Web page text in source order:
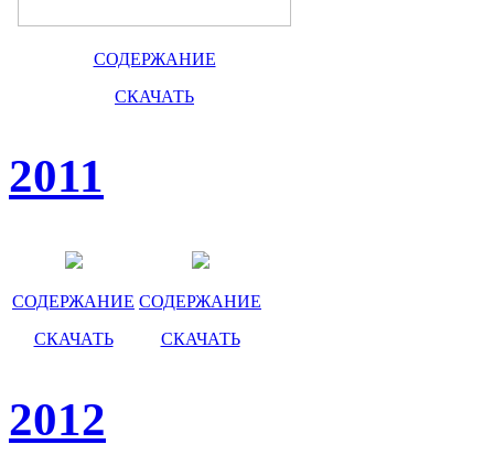
СОДЕРЖАНИЕ
СКАЧАТЬ
2011
СОДЕРЖАНИЕ
СКАЧАТЬ
СОДЕРЖАНИЕ
СКАЧАТЬ
2012